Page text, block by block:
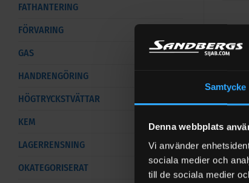
Samtycke
Denna webbplats
Vi använder
sociala medier och
till de sociala medier
FATHANTERING
FÖRVARING
GAS
HANDRENGÖRING
HÖGTRYCKSTVÄTTAR
KEM
LAGERRENSNING
OKATEGORISERAT